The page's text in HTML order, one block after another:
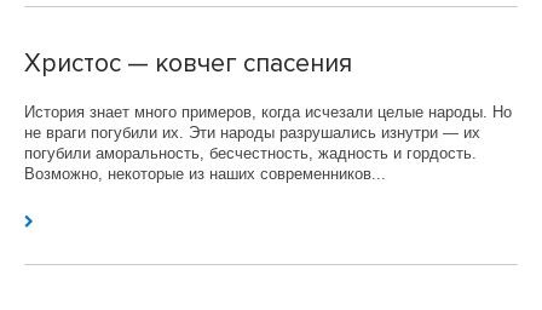
Христос — ковчег спасения
История знает много примеров, когда исчезали целые народы. Но
не враги погубили их. Эти народы разрушались изнутри — их
погубили аморальность, бесчестность, жадность и гордость.
Возможно, некоторые из наших современников...